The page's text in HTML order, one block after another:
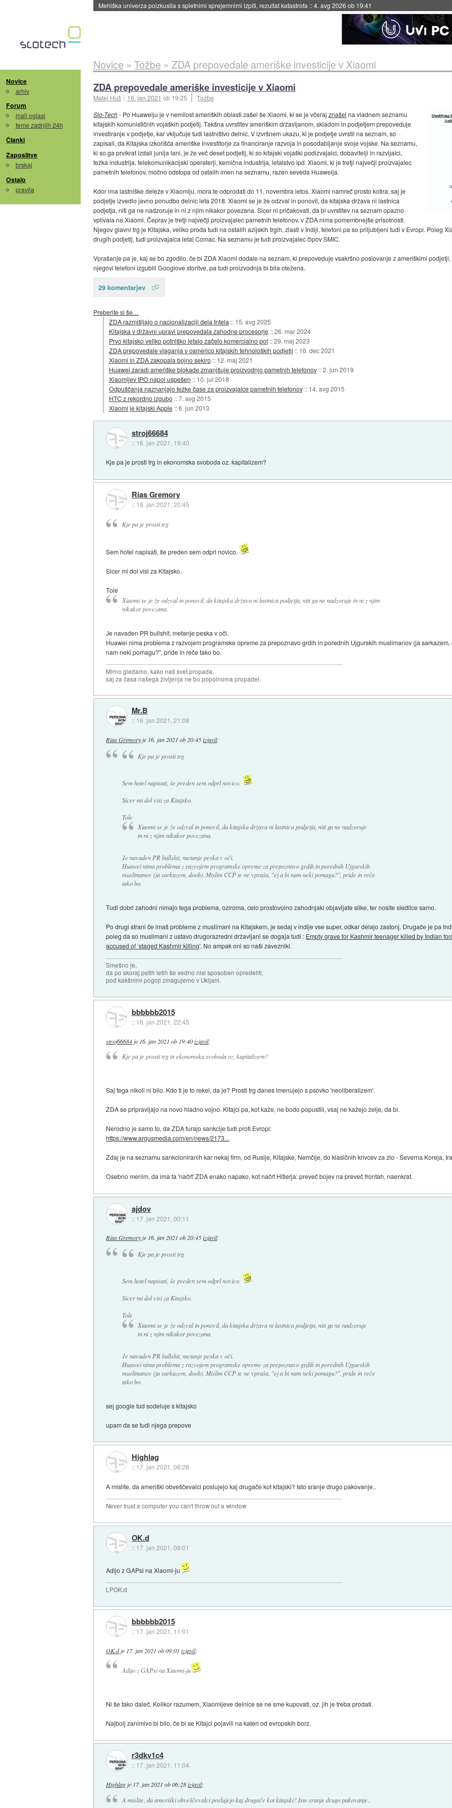
Evropska vesoljska agencija razvija svojo raketo za večkratno uporabo::4. avg 2026 ob 19:41
Novice
arhiv
Forum
mali oglasi
teme zadnjih 24h
Članki
Zaposlitve
brskaj
Ostalo
pravila
Novice » Tožbe » ZDA prepovedale ameriške investicije v Xiaomi
ZDA prepovedale ameriške investicije v Xiaomi
Matej Huš :: 16. jan 2021 ob 19:25
Tožbe
Slo-Tech- Po Huaweiju je v nemilost ameriških oblasti zašel še Xiaomi, ki se je včeraj znašel na vladnem seznamu
kitajskih komunističnih vojaških podjetij. Takšna uvrstitev ameriškim državljanom, skladom in podjetjem prepoveduje
investiranje v podjetje, kar vključuje tudi lastništvo delnic. V izvršnem ukazu, ki je podjetje uvrstil na seznam, so
zapisali, da Kitajska izkorišča ameriške investitorje za financiranje razvoja in posodabljanje svoje vojske. Na seznamu,
ki so ga prvikrat izdali junija lani, je že več deset podjetij, ki so kitajski vojaški podizvajalci, dobavitelji in razvijalci,
težka industrija, telekomunikacijski operaterji, kemična industrija, letalstvo ipd. Xiaomi, ki je tretji največji proizvajalec
pametnih telefonov, močno odstopa od ostalih imen na seznamu, razen seveda Huaweija.
Kdor ima lastniške deleže v Xiaomiju, mora te odprodati do 11. novembra letos. Xiaomi namreč prosto kotira, saj je
podjetje izvedlo javno ponudbo delnic leta 2018. Xiaomi se je že odzval in ponovil, da kitajska država ni lastnica
podjetja, niti ga ne nadzoruje in ni z njim nikakor povezana. Sicer ni pričakovati, da bi uvrstitev na seznam opazno
vplivala na Xiaomi. Čeprav je tretji največji proizvajalec pametnih telefonov, v ZDA nima pomembnejše prisotnosti.
Njegov glavni trg je Kitajska, veliko proda tudi na ostalih azijskih trgih, zlasti v Indiji, telefoni pa so priljubljeni tudi v Evropi. Poleg
drugih podjetij, tudi proizvajalca letal Comac. Na seznamu je tudi proizvajalec čipov SMIC.
Vprašanje pa je, kaj se bo zgodilo, če bi ZDA Xiaomi dodale na seznam, ki prepoveduje vsakršno poslovanje z ameriškimi
njegovi telefoni izgubili Googlove storitve, pa tudi proizvodnja bi bila otežena.
29 komentarjev
Preberite si še…
ZDA razmišljajo o nacionalizaciji dela Intela :: 15. avg 2025
Kitajska v državni upravi prepovedala zahodne procesorje ::26. mar 2024
Prvo kitajsko veliko potniško letalo začelo komercialno pot ::29. maj 2023
ZDA prepovedale vlaganja v osmerico kitajskih tehnoloških podjetij :: 16. dec 2021
Xiaomi in ZDA zakopala bojno sekiro :: 12. maj 2021
Huawei zaradi ameriške blokade zmanjšuje proizvodnjo pametnih telefonov ::2. jun 2019
Xiaomijev IPO napol uspešen :: 10. jul 2018
Odpuščanja naznanjajo težke čase za proizvajalce pametnih telefonov :: 14. avg 2015
HTC z rekordno izgubo ::7. avg 2015
Xiaomi je kitajski Apple ::6. jun 2013
stroj66684
:: 16. jan 2021, 19:40
Kje pa je prosti trg in ekonomska svoboda oz. kapitalizem?
Rias Gremory
:: 16. jan 2021, 20:45
Kje pa je prosti trg
Sem hotel napisati, še preden sem odprl novico.
Sicer mi dol visi za Kitajsko.
Tole
Xiaomi se je že odzval in ponovil, da kitajska država ni lastnica podjetja, niti ga ne nadzoruje in ni z njim
nikakor povezana.
Je navaden PR bullshit, metanje peska v oči.
Huawei nima problema z razvojem programske opreme za prepoznavo grdih in porednih Ujgurskih muslimanov (ja
nam neki pomagu?", pride in reče tako bo.
Mirno gledamo, kako naš svet propada,
saj za časa našega življenja ne bo popolnoma propadel.
Mr.B
:: 16. jan 2021, 21:08
Rias Gremoryje 16. jan 2021 ob 20:45 izjavil:
Kje pa je prosti trg
Sem hotel napisati, še preden sem odprl novico.
Sicer mi dol visi za Kitajsko.
Tole
Xiaomi se je že odzval in ponovil, da kitajska država ni lastnica podjetja, niti ga ne nadzoruje
in ni z njim nikakor povezana.
Je navaden PR bullshit, metanje peska v oči.
Huawei nima problema z razvojem programske opreme za prepoznavo grdih in porednih Ujgurskih
muslimanov (ja sarkazem, dooh). Mislim CCP te ne vpraša, "ej a bi nam neki pomagu?", pride in reče
tako bo.
Tudi dobri zahodni nimajo tega problema, oziroma, celo prostovolno zahodnjaki objavljate slike, ter nosite sledilce samo.
Po drugi strani če imaš probleme z muslimani na Kitajskem, je sedaj v indije vse super, odkar delajo zastonj. Drugače je pa
poleg da so muslimani z ustavo drugorazredni državljani se dogaja tudi : Empty grave for Kashmir teenager killed by Indian
accused of ‘staged Kashmir killing’. No ampak oni so naši zavezniki.
Smešno je,
da po skoraj petih letih še vedno nisi sposoben opredeliti,
pod kakšnimi pogoji zmagujemo v Ukljani.
bbbbbb2015
:: 16. jan 2021, 22:45
stroj66684 je 16. jan 2021 ob 19:40 izjavil:
Kje pa je prosti trg in ekonomska svoboda oz. kapitalizem?
Saj tega nikoli ni bilo. Kdo ti je to rekel, da je? Prosti trg danes imenujejo s psovko 'neoliberalizem'.
ZDA se pripravljajo na novo hladno vojno. Kitajci pa, kot kaže, ne bodo popustili, vsaj ne kažejo želje, da bi.
Nerodno je samo to, da ZDA furajo sankcije tudi proti Evropi:
https://www.argusmedia.com/en/news/2173...
Zdaj je na seznamu sankcioniranih kar nekaj firm, od Rusije, Kitajske, Nemčije, do klasičnih krivcev za zlo - Severna Koreja,
Osebno menim, da ima ta 'načrt' ZDA enako napako, kot načrt Hitlerja: preveč bojev na preveč frontah, naenkrat.
ajdov
:: 17. jan 2021, 00:11
Rias Gremoryje 16. jan 2021 ob 20:45 izjavil:
Kje pa je prosti trg
Sem hotel napisati, še preden sem odprl novico.
Sicer mi dol visi za Kitajsko.
Tole
Xiaomi se je že odzval in ponovil, da kitajska država ni lastnica podjetja, niti ga ne nadzoruje
in ni z njim nikakor povezana.
Je navaden PR bullshit, metanje peska v oči.
Huawei nima problema z razvojem programske opreme za prepoznavo grdih in porednih Ujgurskih
muslimanov (ja sarkazem, dooh). Mislim CCP te ne vpraša, "ej a bi nam neki pomagu?", pride in reče
tako bo.
sej google tud sodeluje s kitajsko
upam da se tudi njega prepove
Highlag
:: 17. jan 2021, 06:28
A mislite, da ameriški obveščevalci poslujejo kaj drugače kot kitajski? Isto sranje drugo pakovanje..
Never trust a computer you can't throw out a window
OK.d
:: 17. jan 2021, 09:01
Adijo z GAPsi na Xiaomi-ju
LPOK.d
bbbbbb2015
:: 17. jan 2021, 11:01
OK.dje 17. jan 2021 ob 09:01 izjavil:
Adijo z GAPsi na Xiaomi-ju
Ni še tako daleč. Kolikor razumem, Xiaomijeve delnice se ne sme kupovati, oz. jih je treba prodati.
Najbolj zanimivo bi bilo, če bi se Kitajci pojavili na kateri od evropskih borz.
r3dkv1c4
:: 17. jan 2021, 11:04
Highlag je 17. jan 2021 ob 06:28 izjavil:
A mislite, da ameriški obveščevalci poslujejo kaj drugače kot kitajski? Isto sranje drugo pakovanje..